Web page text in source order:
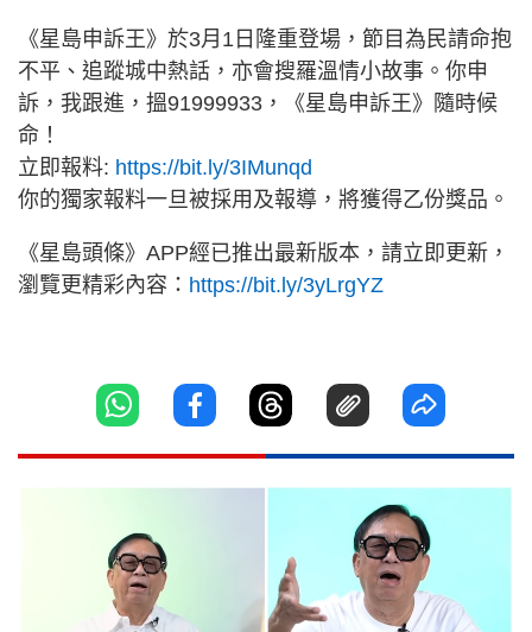
《星島申訴王》於3月1日隆重登場，節目為民請命抱
不平、追蹤城中熱話，亦會搜羅溫情小故事。你申
訴，我跟進，搵91999933，《星島申訴王》隨時候
命！
立即報料: https://bit.ly/3IMunqd
你的獨家報料一旦被採用及報導，將獲得乙份獎品。
《星島頭條》APP經已推出最新版本，請立即更新，
瀏覽更精彩內容： https://bit.ly/3yLrgYZ